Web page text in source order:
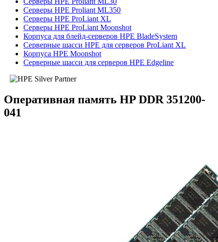
Серверы HPE Proliant ML350
Серверы HPE ProLiant XL
Серверы HPE ProLiant Moonshot
Корпуса для блейд-серверов HPE BladeSystem
Серверные шасси HPE для серверов ProLiant XL
Корпуса HPE Moonshot
Серверные шасси для серверов HPE Edgeline
Оперативная память HP DDR 351200-
041